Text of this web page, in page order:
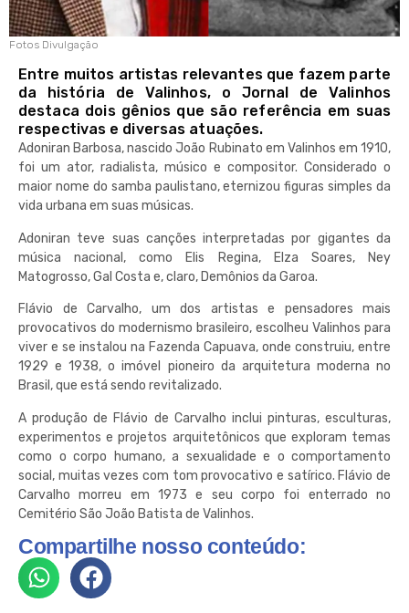
Fotos Divulgação
Entre muitos artistas relevantes que fazem parte
da história de Valinhos, o Jornal de Valinhos
destaca dois gênios que são referência em suas
respectivas e diversas atuações.
Adoniran Barbosa, nascido João Rubinato em Valinhos em 1910,
foi um ator, radialista, músico e compositor. Considerado o
maior nome do samba paulistano, eternizou figuras simples da
vida urbana em suas músicas.
Adoniran teve suas canções interpretadas por gigantes da
música nacional, como Elis Regina, Elza Soares, Ney
Matogrosso, Gal Costa e, claro, Demônios da Garoa.
Flávio de Carvalho, um dos artistas e pensadores mais
provocativos do modernismo brasileiro, escolheu Valinhos para
viver e se instalou na Fazenda Capuava, onde construiu, entre
1929 e 1938, o imóvel pioneiro da arquitetura moderna no
Brasil, que está sendo revitalizado.
A produção de Flávio de Carvalho inclui pinturas, esculturas,
experimentos e projetos arquitetônicos que exploram temas
como o corpo humano, a sexualidade e o comportamento
social, muitas vezes com tom provocativo e satírico. Flávio de
Carvalho morreu em 1973 e seu corpo foi enterrado no
Cemitério São João Batista de Valinhos.
Compartilhe nosso conteúdo: